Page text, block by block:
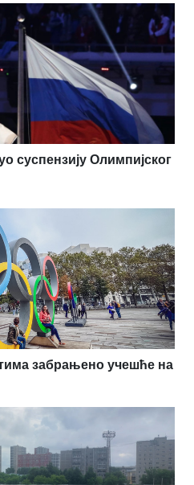
суспензију Олимпијског
забрањено учешће на